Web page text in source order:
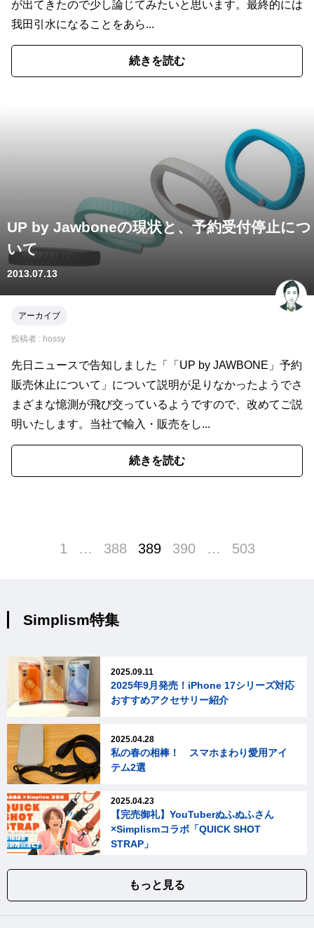
が出てきたので少し論じてみたいと思います。最終的には
我田引水になることをあら...
続きを読む
UP by Jawboneの現状と、予約受付停止につ
いて
2013.07.13
アーカイブ
投稿者 : hossy
先日ニュースで告知しました「「UP by JAWBONE」予約
販売休止について」について説明が足りなかったようでさ
まざまな憶測が飛び交っているようですので、改めてご説
明いたします。当社で輸入・販売をし...
続きを読む
1 … 388 389 390 … 503
Simplism特集
2025.09.11
2025年9月発売！iPhone 17シリーズ対応
おすすめアクセサリー紹介
2025.04.28
私の春の相棒！ スマホまわり愛用アイ
テム2選
2025.04.23
【完売御礼】YouTuberぬふぬふさん
×Simplismコラボ「QUICK SHOT
STRAP」
もっと見る